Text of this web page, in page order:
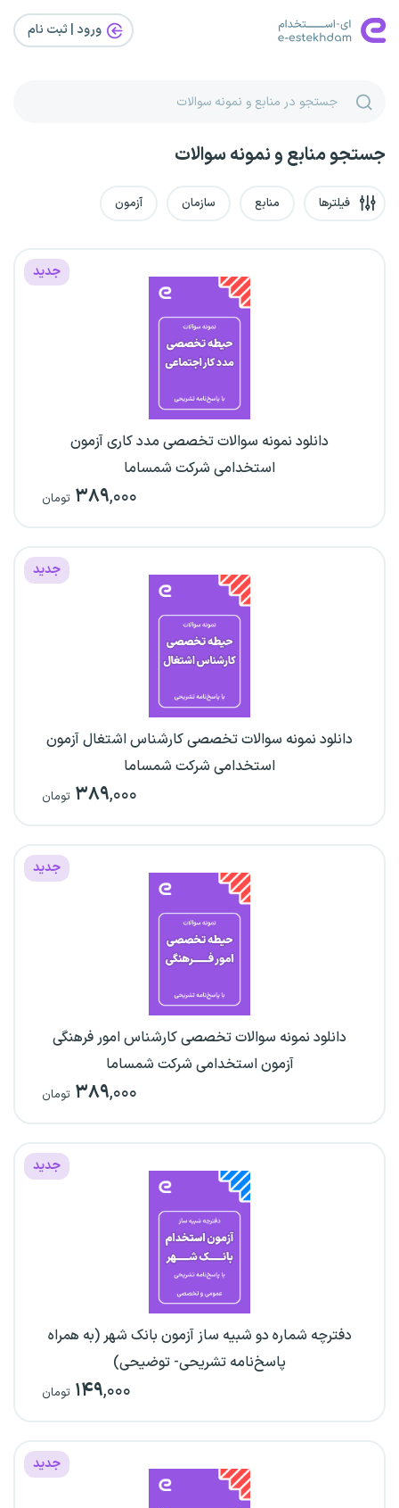
ورود | ثبت‌ نام
جستجو منابع و نمونه سوالات
فیلترها منابع سازمان آزمون
جدید
دانلود نمونه سوالات تخصصی مدد کاری آزمون
استخدامی شرکت شمساما
۳۸۹,۰۰۰ تومان
جدید
دانلود نمونه سوالات تخصصی کارشناس اشتغال آزمون
استخدامی شرکت شمساما
۳۸۹,۰۰۰ تومان
جدید
دانلود نمونه سوالات تخصصی کارشناس امور فرهنگی
آزمون استخدامی شرکت شمساما
۳۸۹,۰۰۰ تومان
جدید
دفترچه شماره دو شبیه ساز آزمون بانک شهر (به همراه
پاسخ‌نامه تشریحی- توضیحی)
۱۴۹,۰۰۰ تومان
جدید